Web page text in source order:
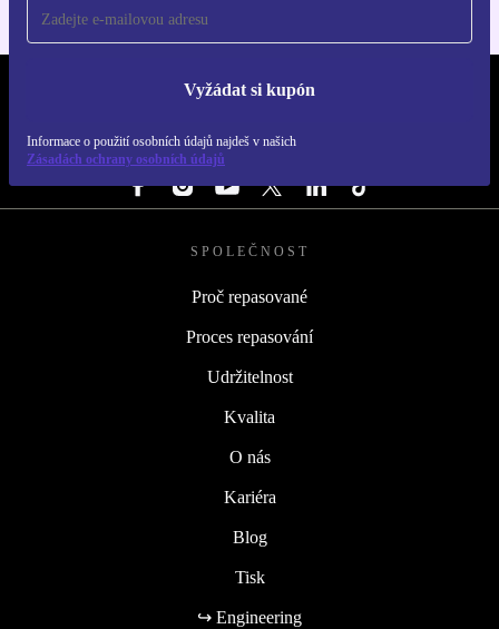
Vyžádat si kupón
Informace o použití osobních údajů najdeš v našich
Zásadách ochrany osobních údajů
REFURBED ČESKO - RETHINK NEW.
SLEDUJ NÁS
SPOLEČNOST
Proč repasované
Proces repasování
Udržitelnost
Kvalita
O nás
Kariéra
Blog
Tisk
↪ Engineering